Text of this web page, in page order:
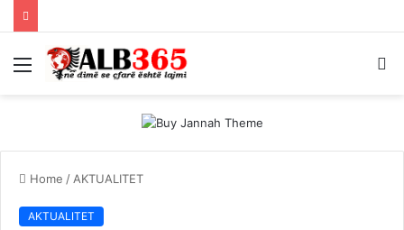
Menu
Home / AKTUALITET
AKTUALITET